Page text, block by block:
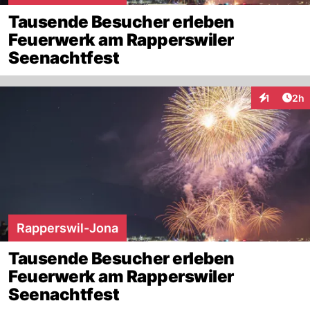
Tausende Besucher erleben
Feuerwerk am Rapperswiler
Seenachtfest
1 2h
Rapperswil-Jona
Tausende Besucher erleben
Feuerwerk am Rapperswiler
Seenachtfest